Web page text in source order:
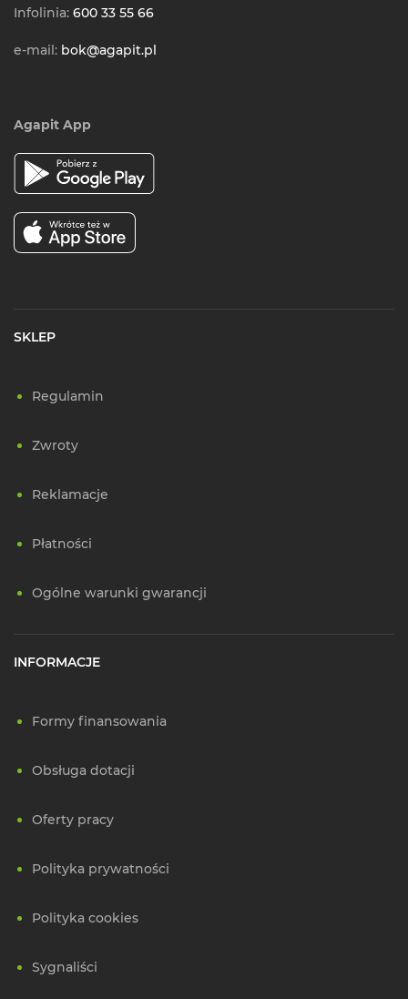
Infolinia: 600 33 55 66
e-mail: bok@agapit.pl
Agapit App
SKLEP
Regulamin
Zwroty
Reklamacje
Płatności
Ogólne warunki gwarancji
INFORMACJE
Formy finansowania
Obsługa dotacji
Oferty pracy
Polityka prywatności
Polityka cookies
Sygnaliści